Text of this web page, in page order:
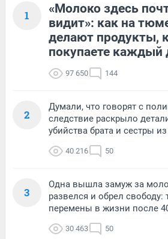
1
«Молоко здесь
видит»: как на
делают продукты,
покупаете каждый
97 650 144
2
Думали, что говорят с
следствие раскрыло
убийства брата и сестры
40 216 50
3
Одна вышла замуж за
развелся и обрел
перемены в жизни после
30 463 50